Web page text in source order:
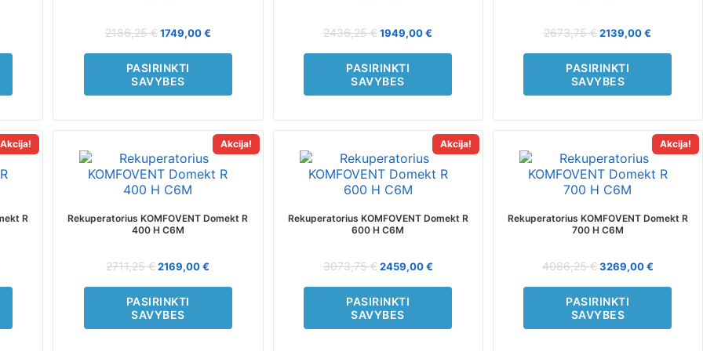
2186,25€1749,00€
PASIRINKTI
SAVYBES
may
be
chosen
on
the
2436,25€1949,00€
PASIRINKTI
SAVYBES
may
be
chosen
on
the
2673,75€ 2139,00€
PASIRINKTI
SAVYBES
may
be
chosen
on
the
Akcija!
R
Akcija!
Rekuperatorius KOMFOVENT Domekt R
400 H C6M
2711,25€ 2169,00€
PASIRINKTI
SAVYBES
product
has
multiple
variants.
The
may
be
chosen
on
the
Akcija!
Rekuperatorius KOMFOVENT Domekt R
600 H C6M
3073,75€ 2459,00€
PASIRINKTI
SAVYBES
product
has
multiple
variants.
The
may
be
chosen
on
the
Akcija!
Rekuperatorius KOMFOVENT Domekt R
700 H C6M
4086,25€3269,00€
PASIRINKTI
SAVYBES
product
has
multiple
variants.
The
may
be
chosen
on
the